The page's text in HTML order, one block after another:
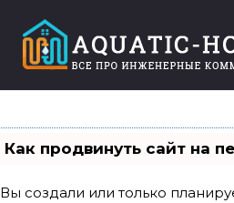
Как продвинуть сайт на
Вы создали или только